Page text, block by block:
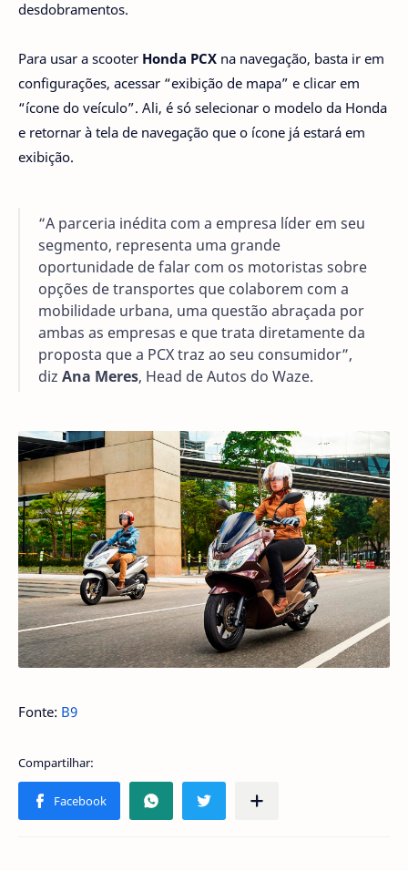
desdobramentos.
Para usar a scooter Honda PCX na navegação, basta ir em
configurações, acessar “exibição de mapa” e clicar em
“ícone do veículo”. Ali, é só selecionar o modelo da Honda
e retornar à tela de navegação que o ícone já estará em
exibição.
“A parceria inédita com a empresa líder em seu
segmento, representa uma grande
oportunidade de falar com os motoristas sobre
opções de transportes que colaborem com a
mobilidade urbana, uma questão abraçada por
ambas as empresas e que trata diretamente da
proposta que a PCX traz ao seu consumidor”,
diz Ana Meres, Head de Autos do Waze.
Fonte: B9